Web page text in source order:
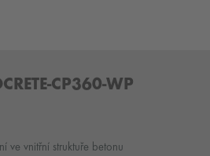
CP360-WP
ve vnitřní struktuře betonu